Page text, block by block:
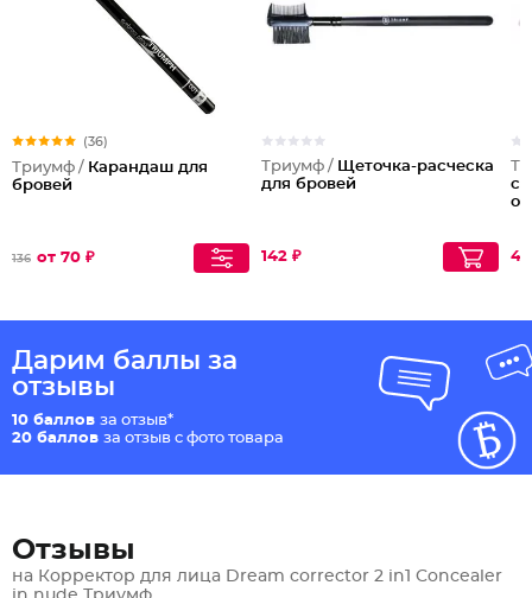
(36)
Триумф / Карандаш для
бровей
136 от 70 ₽
Триумф / Щеточка-расческа
для бровей
142 ₽
Дарим баллы за
отзывы
10 баллов за отзыв*
20 баллов за отзыв с фото товара
Отзывы
на Корректор для лица Dream corrector 2 in1 Concealer